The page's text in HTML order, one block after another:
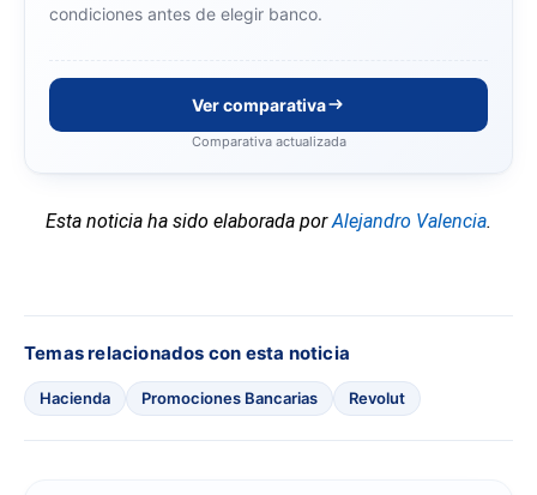
condiciones antes de elegir banco.
Ver comparativa
Comparativa actualizada
Esta noticia ha sido elaborada porAlejandro Valencia.
Temas relacionados con esta noticia
Hacienda Promociones Bancarias Revolut